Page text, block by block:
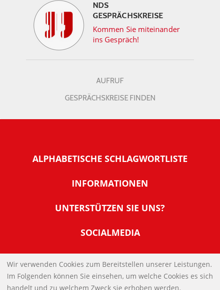
NDS
GESPRÄCHSKREISE
Kommen Sie miteinander
ins Gespräch!
AUFRUF
GESPRÄCHSKREISE FINDEN
ALPHABETISCHE SCHLAGWORTLISTE
INFORMATIONEN
Warum NachDenkSeiten
Tipps zur Nutzung der NachDenkSeiten
Banner und E-Mail-Signaturen
Links
Kontakt
UNTERSTÜTZEN SIE UNS?
Werden Sie Fördermitglied
Spenden Sie Online
SOCIALMEDIA
IMPRESSUM
DATENSCHUTZERKLÄRUNG
Wir verwenden Cookies zum Bereitstellen unserer Leistungen.
Im Folgenden können Sie einsehen, um welche Cookies es sich
handelt und zu welchem Zweck sie erhoben werden.